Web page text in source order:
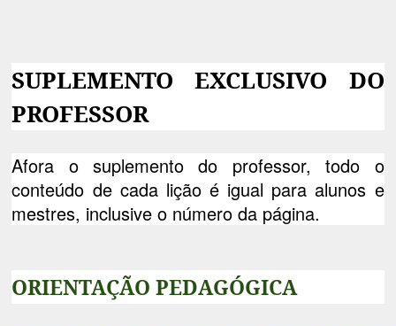
SUPLEMENTO EXCLUSIVO DO
PROFESSOR
Afora o suplemento do professor, todo o
conteúdo de cada lição é igual para alunos e
mestres, inclusive o número da página.
ORIENTAÇÃO PEDAGÓGICA